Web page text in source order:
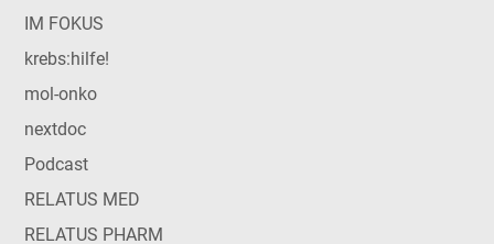
IM FOKUS
krebs:hilfe!
mol-onko
nextdoc
Podcast
RELATUS MED
RELATUS PHARM